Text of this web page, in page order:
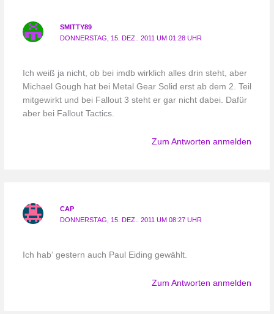
SMITTY89
DONNERSTAG, 15. DEZ.. 2011 UM 01:28 UHR
Ich weiß ja nicht, ob bei imdb wirklich alles drin steht, aber
Michael Gough hat bei Metal Gear Solid erst ab dem 2. Teil
mitgewirkt und bei Fallout 3 steht er gar nicht dabei. Dafür
aber bei Fallout Tactics.
Zum Antworten anmelden
CAP
DONNERSTAG, 15. DEZ.. 2011 UM 08:27 UHR
Ich hab‘ gestern auch Paul Eiding gewählt.
Zum Antworten anmelden